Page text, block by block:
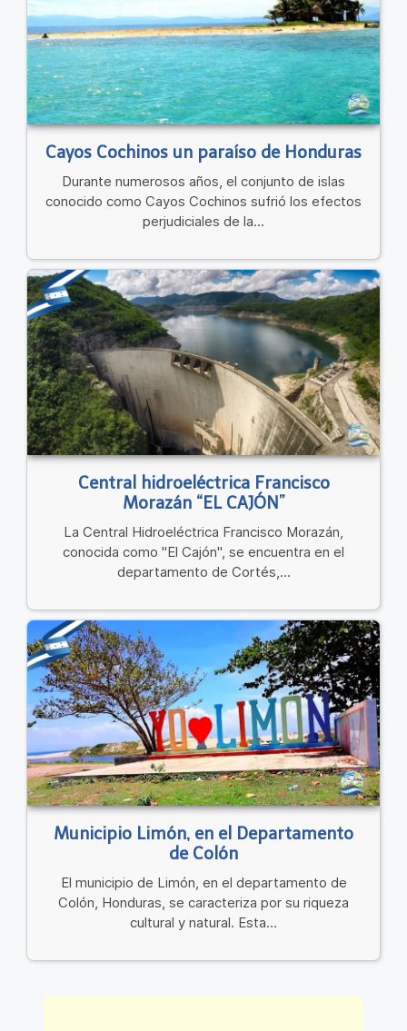
Cayos Cochinos un paraíso de Honduras
Durante numerosos años, el conjunto de islas
conocido como Cayos Cochinos sufrió los efectos
perjudiciales de la...
Central hidroeléctrica Francisco
Morazán “EL CAJÓN”
La Central Hidroeléctrica Francisco Morazán,
conocida como "El Cajón", se encuentra en el
departamento de Cortés,...
Municipio Limón, en el Departamento
de Colón
El municipio de Limón, en el departamento de
Colón, Honduras, se caracteriza por su riqueza
cultural y natural. Esta...